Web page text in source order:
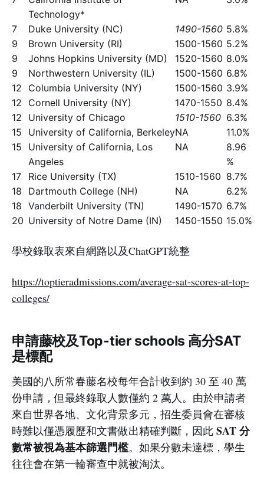
Technology*
7 Duke University (NC) 1490-1560 5.8%
9
Brown University (RI) 1500-1560 5.2%
9
Johns Hopkins University (MD) 1520-1560 8.0%
9
Northwestern University (IL) 1500-1560 6.8%
12
Columbia University (NY) 1500-1560 3.9%
12
Cornell University (NY) 1470-1550 8.4%
12
University of Chicago 1510-1560 6.3%
15
University of California, BerkeleyNA
11.0%
15
University of California, Los
Angeles
NA
8.96
%
17
Rice University (TX) 1510-1560 8.7%
18
Dartmouth College (NH) NA
6.2%
18 Vanderbilt University (TN) 1490-1570 6.7%
20 University of Notre Dame (IN) 1450-1550 15.0%
學校錄取表來自網路以及ChatGPT統整
https://toptieradmissions.com/average-sat-scores-at-top-
colleges/
申請藤校及Top-tier schools 高分SAT
是標配
美國的八所常春藤名校每年合計收到約 30 至 40 萬
份申請，但最終錄取人數僅約 2 萬人。由於申請者
來自世界各地、文化背景多元，招生委員會在審核
時難以僅憑履歷和文書做出精確判斷，因此 SAT 分
數常被視為基本篩選門檻。如果分數未達標，學生
往往會在第一輪審查中就被淘汰。